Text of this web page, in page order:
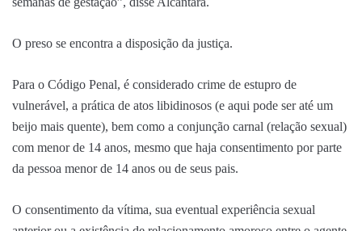
O preso se encontra a disposição da justiça.
Para o Código Penal, é considerado crime de estupro de
vulnerável, a prática de atos libidinosos (e aqui pode ser até um
beijo mais quente), bem como a conjunção carnal (relação sexual)
com menor de 14 anos, mesmo que haja consentimento por parte
da pessoa menor de 14 anos ou de seus pais.
O consentimento da vítima, sua eventual experiência sexual